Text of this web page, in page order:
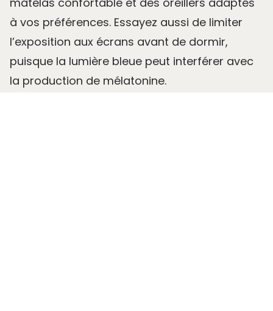
à vos préférences. Essayez aussi de limiter
l’exposition aux écrans avant de dormir,
puisque la lumière bleue peut interférer avec
la production de mélatonine.